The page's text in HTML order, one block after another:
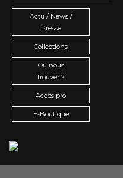
Actu / News /
Presse
Collections
Où nous
trouver ?
Accès pro
E-Boutique